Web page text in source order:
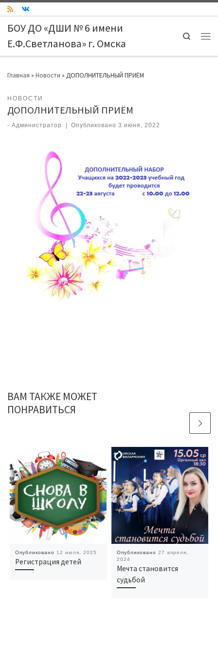
Skip to content
БОУ ДО «ДШИ № 6 имени
Е.Ф.Светланова» г. Омска
Search
Главная » Новости » ДОПОЛНИТЕЛЬНЫЙ ПРИЁМ
НОВОСТИ
ДОПОЛНИТЕЛЬНЫЙ ПРИЁМ
- Администратор | Опубликовано3 июня, 2022
ВАМ ТАКЖЕ МОЖЕТ
ПОНРАВИТЬСЯ
Опубликовано 12 июля, 2025
Регистрация детей
Опубликовано27 апреля,
2024
Мечта становится
судьбой